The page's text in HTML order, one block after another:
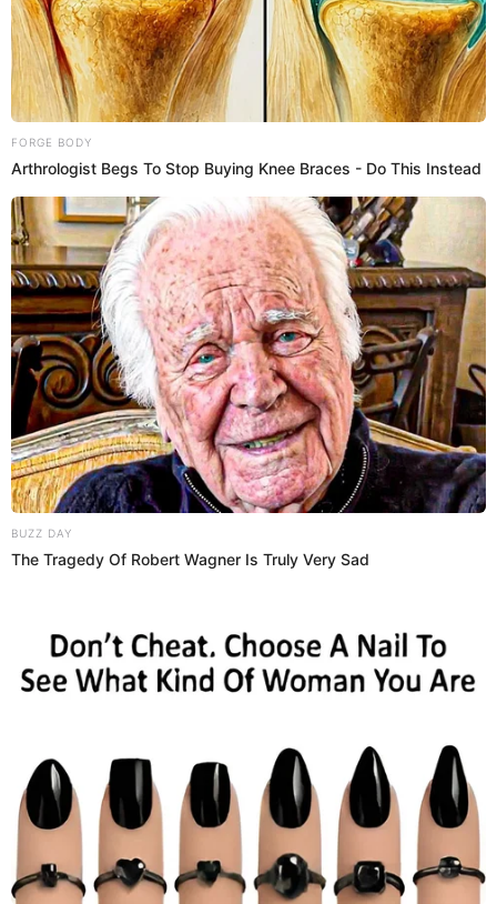
Paso 5:Revisa tu correo electrónico para conocer el
estado de tu pedido y la fecha de entrega.
Yape remata smart TV de alta gama desde S/295
en marcas Samsung, Sony, LG y más: LINK para
comprar
¿Hasta cuándo estará disponible las
ofertas de celulares desde S/79 en
Yape?
Las ofertas disponibles en Yape Tienda tienen una fecha
límite o están sujetas a la disponibilidad de stock. Se
aconseja a todos los usuarios de Yape que aprovechen
estas promociones con anticipación y aseguren su
producto a través de su cuenta en línea.